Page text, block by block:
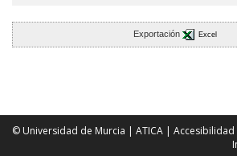
Exportación Excel
© Universidad de Murcia | ATICA | Accesibilidad